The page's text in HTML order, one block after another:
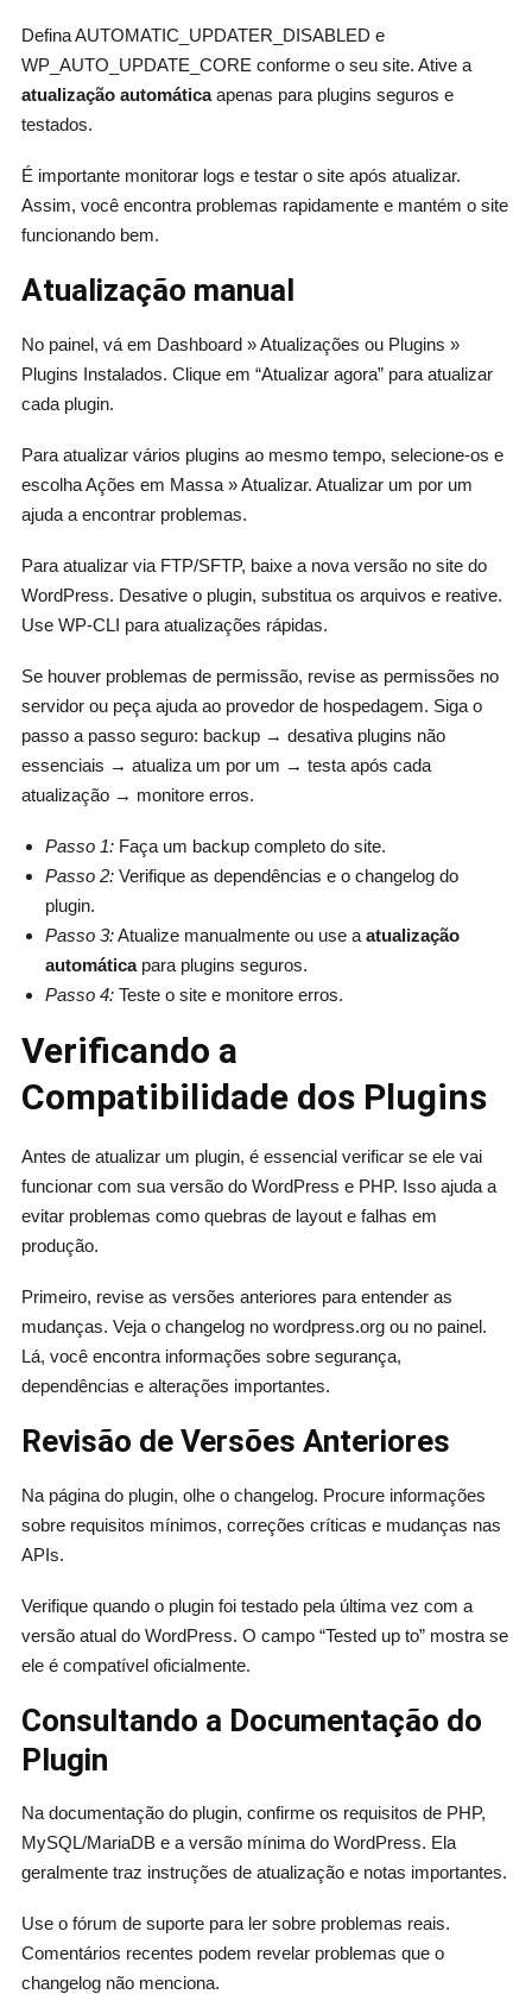
Defina AUTOMATIC_UPDATER_DISABLED e
WP_AUTO_UPDATE_CORE conforme o seu site. Ative a
atualização automáticaapenas para plugins seguros e
testados.
É importante monitorar logs e testar o site após atualizar.
Assim, você encontra problemas rapidamente e mantém o site
funcionando bem.
Atualização manual
No painel, vá em Dashboard » Atualizações ou Plugins »
Plugins Instalados. Clique em “Atualizar agora” para atualizar
cada plugin.
Para atualizar vários plugins ao mesmo tempo, selecione-os e
escolha Ações em Massa » Atualizar. Atualizar um por um
ajuda a encontrar problemas.
Para atualizar via FTP/SFTP, baixe a nova versão no site do
WordPress. Desative o plugin, substitua os arquivos e reative.
Use WP-CLI para atualizações rápidas.
Se houver problemas de permissão, revise as permissões no
servidor ou peça ajuda ao provedor de hospedagem. Siga o
passo a passo seguro: backup → desativa plugins não
essenciais → atualiza um por um → testa após cada
atualização → monitore erros.
Passo 1:Faça um backup completo do site.
Passo 2:Verifique as dependências e o changelog do
plugin.
Passo 3:Atualize manualmente ou use a atualização
automáticapara plugins seguros.
Passo 4:Teste o site e monitore erros.
Verificando a
Compatibilidade dos Plugins
Antes de atualizar um plugin, é essencial verificar se ele vai
funcionar com sua versão do WordPress e PHP. Isso ajuda a
evitar problemas como quebras de layout e falhas em
produção.
Primeiro, revise as versões anteriores para entender as
mudanças. Veja o changelog no wordpress.org ou no painel.
Lá, você encontra informações sobre segurança,
dependências e alterações importantes.
Revisão de Versões Anteriores
Na página do plugin, olhe o changelog. Procure informações
sobre requisitos mínimos, correções críticas e mudanças nas
APIs.
Verifique quando o plugin foi testado pela última vez com a
versão atual do WordPress. O campo “Tested up to” mostra se
ele é compatível oficialmente.
Consultando a Documentação do
Plugin
Na documentação do plugin, confirme os requisitos de PHP,
MySQL/MariaDB e a versão mínima do WordPress. Ela
geralmente traz instruções de atualização e notas importantes.
Use o fórum de suporte para ler sobre problemas reais.
Comentários recentes podem revelar problemas que o
changelog não menciona.